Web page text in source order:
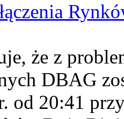
że z
DBAG
od 20:41